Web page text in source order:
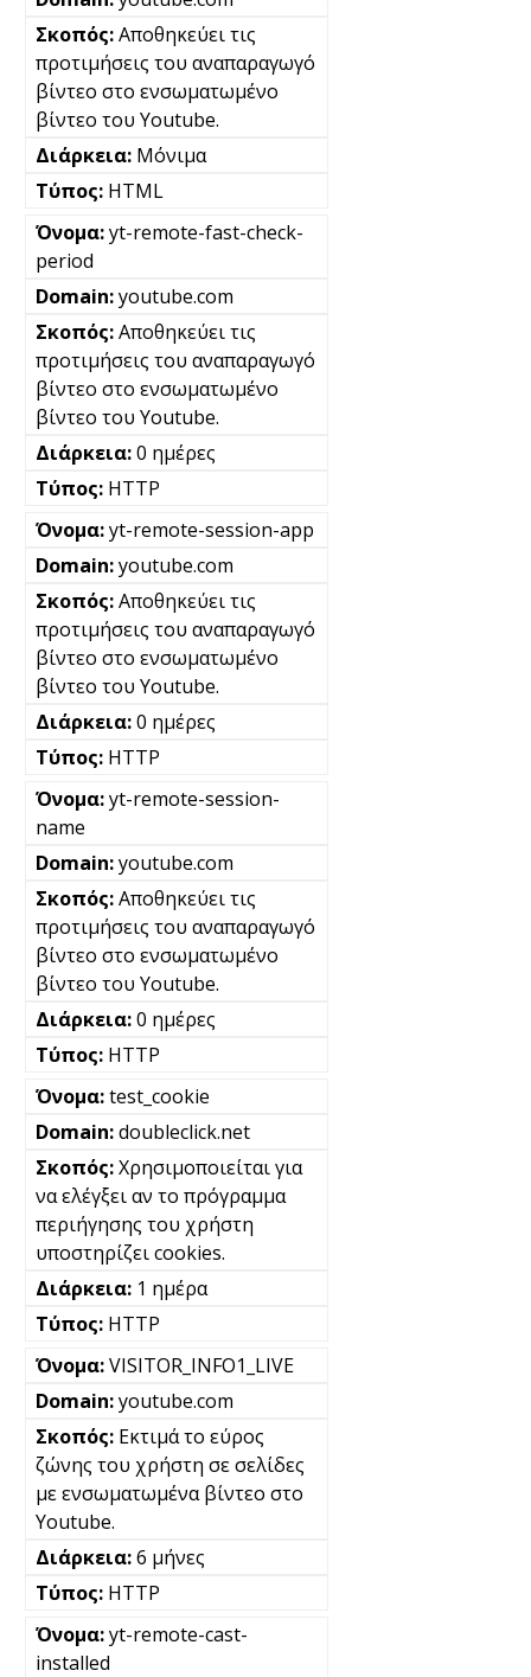
Αποθηκεύει τις
προτιμήσεις του αναπαραγωγό
βίντεο στο ενσωματωμένο
βίντεο του Youtube.
Μόνιμα
HTML
yt-remote-fast-check-
period
youtube.com
Αποθηκεύει τις
προτιμήσεις του αναπαραγωγό
βίντεο στο ενσωματωμένο
βίντεο του Youtube.
0 ημέρες
HTTP
yt-remote-session-app
youtube.com
Αποθηκεύει τις
προτιμήσεις του αναπαραγωγό
βίντεο στο ενσωματωμένο
βίντεο του Youtube.
0 ημέρες
HTTP
yt-remote-session-
name
youtube.com
Αποθηκεύει τις
προτιμήσεις του αναπαραγωγό
βίντεο στο ενσωματωμένο
βίντεο του Youtube.
0 ημέρες
HTTP
test_cookie
doubleclick.net
Χρησιμοποιείται για
να ελέγξει αν το πρόγραμμα
περιήγησης του χρήστη
υποστηρίζει cookies.
1 ημέρα
HTTP
VISITOR_INFO1_LIVE
youtube.com
Εκτιμά το εύρος
ζώνης του χρήστη σε σελίδες
με ενσωματωμένα βίντεο στο
Youtube.
6 μήνες
HTTP
yt-remote-cast-
installed